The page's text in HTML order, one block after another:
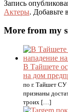
Запись
Актеры. Добавьте
More from my
В Тайшете
на дом
по г. Тайшет СУ
признаны
троих […]